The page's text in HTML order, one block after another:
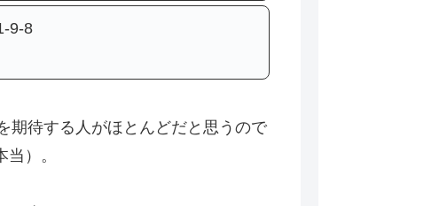
9-8
期待する人がほとんどだと思うので
）。